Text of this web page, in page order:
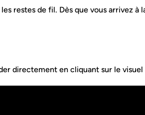
restes de fil. Dès que vous arrivez à
directement en cliquant sur le visuel